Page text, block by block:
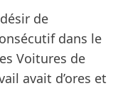
de
dans le
Voitures de
avait d’ores et